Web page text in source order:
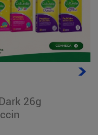
26g